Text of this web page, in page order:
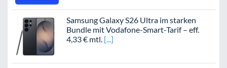
Samsung Galaxy S26 Ultra im starken
Bundle mit Vodafone-Smart-Tarif – eff.
4,33 € mtl.